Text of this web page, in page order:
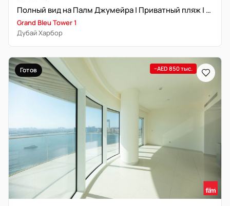
Полный вид на Палм Джумейра | Приватный пляж | Угловая планировка
Grand Bleu Tower 1
Дубай Харбор
Готов −AED 850 тыс.